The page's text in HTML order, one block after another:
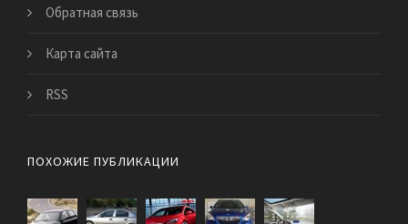
Обратная связь
Карта сайта
RSS
ПОХОЖИЕ ПУБЛИКАЦИИ